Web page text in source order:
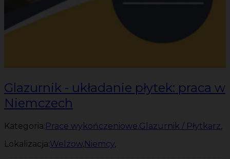
Glazurnik - układanie płytek: praca w
Niemczech
Kategoria:Prace wykończeniowe,Glazurnik / Płytkarz,
Lokalizacja:Welzow,Niemcy,